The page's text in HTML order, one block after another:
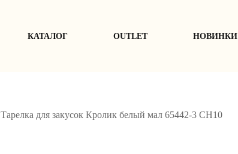
КАТАЛОГ ОUTLET НОВИНКИ
Тарелка для закусок Кролик белый мал 65442-3 СН10